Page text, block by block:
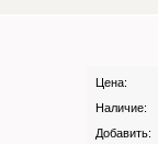
Цена:
Наличие:
Добавить: